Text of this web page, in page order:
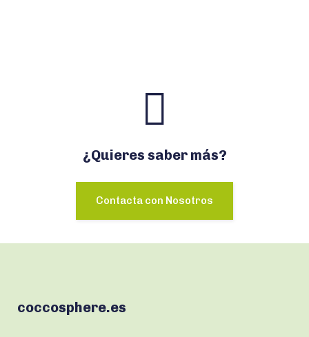
¿Quieres saber más?
Contacta con Nosotros
coccosphere.es